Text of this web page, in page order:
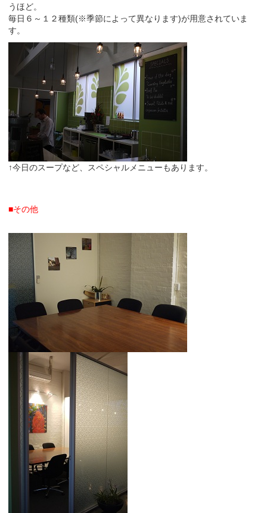
うほど。
毎日６～１２種類(※季節によって異なります)が用意されていま
す。
↑今日のスープなど、スペシャルメニューもあります。
■その他